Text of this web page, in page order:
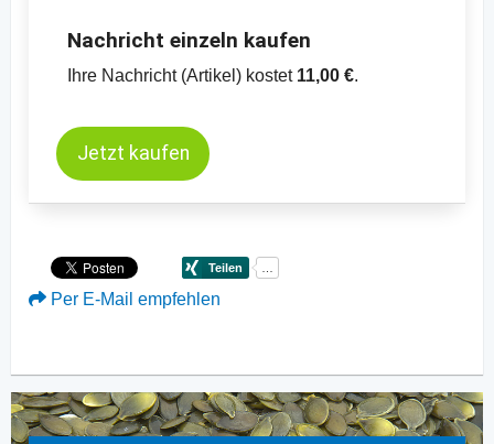
Nachricht einzeln kaufen
Ihre Nachricht (Artikel) kostet 11,00 €.
Jetzt kaufen
Per E-Mail empfehlen